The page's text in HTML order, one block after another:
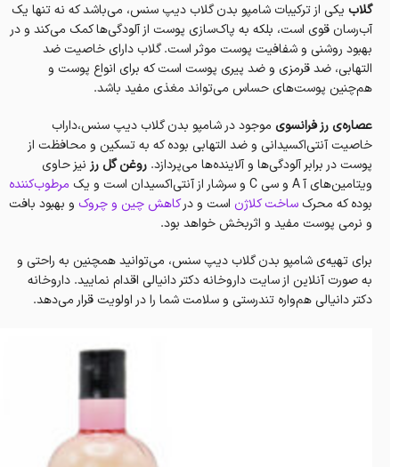
گلاب یکی از ترکیبات شامپو بدن گلاب دیپ سنس، می‌باشد که نه تنها یک
آب‌رسان قوی است، بلکه به پاک‌سازی پوست از آلودگی‌ها کمک می‌کند و در
بهبود روشنی و شفافیت پوست موثر است. گلاب دارای خاصیت ضد
التهابی، ضد قرمزی و ضد پیری پوست است که برای انواع پوست و
هم‌چنین پوست‌های حساس می‌تواند مغذی ‌مفید باشد.
عصاره‌ی رز فرانسوی موجود در شامپو بدن گلاب دیپ سنس،داراب
خاصیت آنتی‌اکسیدانی و ضد التهابی بوده که به تسکین و محافظت از
پوست در برابر آلودگی‌ها و آلاینده‌ها می‌پردازد. روغن گل رز نیز حاوی
ویتامین‌های آ A و سی C و‌ سرشار از آنتی‌اکسیدان است و یک
مرطوب‌کننده
بوده که محرک ساخت کلاژن است و درکاهش چین و چروک و بهبود بافت
و نرمی پوست مفید و اثربخش خواهد بود.
برای تهیه‌ی شامپو بدن گلاب دیپ سنس، می‌توانید همچنین به راحتی و
به صورت آنلاین از سایت داروخانه‌ دکتر دانیالی اقدام نمایید. داروخانه‌
دکتر دانیالی هم‌واره تندرستی و سلامت شما را در اولویت قرار می‌دهد.